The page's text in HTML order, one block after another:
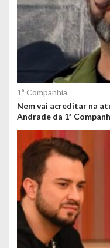
1ª Companhia
Nem vai acreditar na
Andrade da 1ª